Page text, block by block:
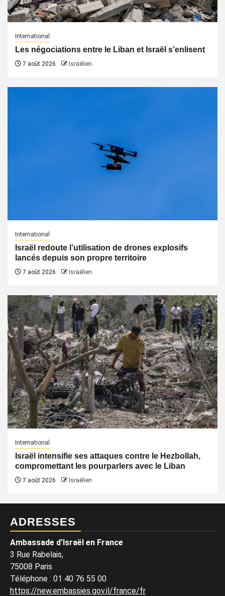
International
Les négociations entre le Liban et Israël s’enlisent
7 août 2026 Israëlien
International
Israël redoute l’utilisation de drones explosifs
lancés depuis son propre territoire
7 août 2026 Israëlien
International
Israël intensifie ses attaques contre le Hezbollah,
compromettant les pourparlers avec le Liban
7 août 2026 Israëlien
ADRESSES
Ambassade d’Israël en France
3 Rue Rabelais,
75008 Paris
Téléphone : 01 40 76 55 00
https://new.embassies.gov.il/france/fr